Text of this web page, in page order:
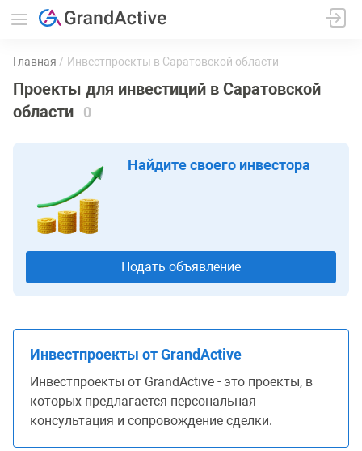
Главная Инвестпроекты в Саратовской области
Проекты для инвестиций в Саратовской
области
0
Найдите своего инвестора
Подать объявление
Инвестпроекты от GrandActive
Инвестпроекты от GrandActive - это проекты, в
которых предлагается персональная
консультация и сопровождение сделки.